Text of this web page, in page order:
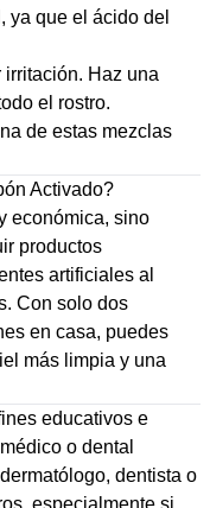
ya que el ácido del
Haz una
el rostro.
de estas mezclas
Activado?
económica, sino
productos
artificiales al
Con solo dos
en casa, puedes
más limpia y una
educativos e
o dental
dentista o
especialmente si